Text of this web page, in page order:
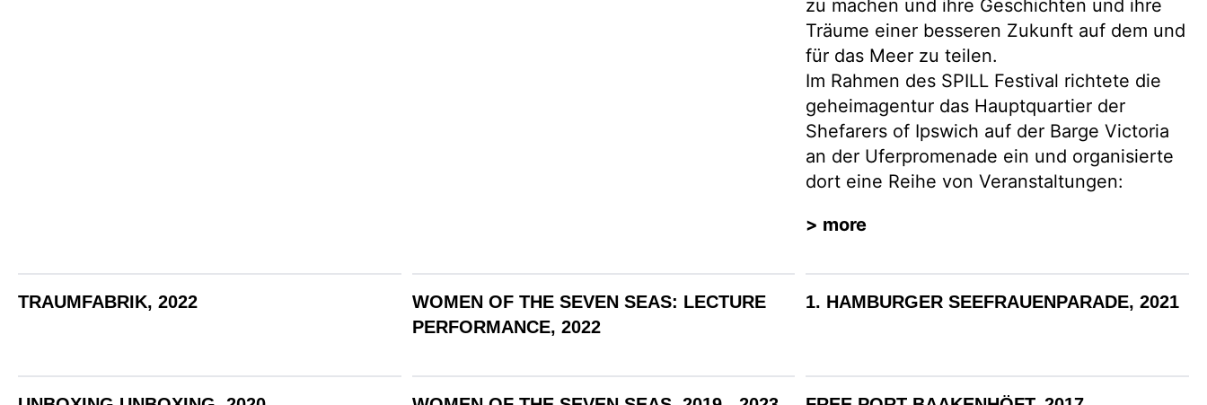
zu machen und ihre Geschichten und ihre
Träume einer besseren Zukunft auf dem und
für das Meer zu teilen.
Im Rahmen des SPILL Festival richtete die
geheimagentur das Hauptquartier der
Shefarers of Ipswich auf der Barge Victoria
an der Uferpromenade ein und organisierte
dort eine Reihe von Veranstaltungen:
> more
TRAUMFABRIK, 2022
WOMEN OF THE SEVEN SEAS: LECTURE
PERFORMANCE, 2022
1. HAMBURGER SEEFRAUENPARADE, 2021